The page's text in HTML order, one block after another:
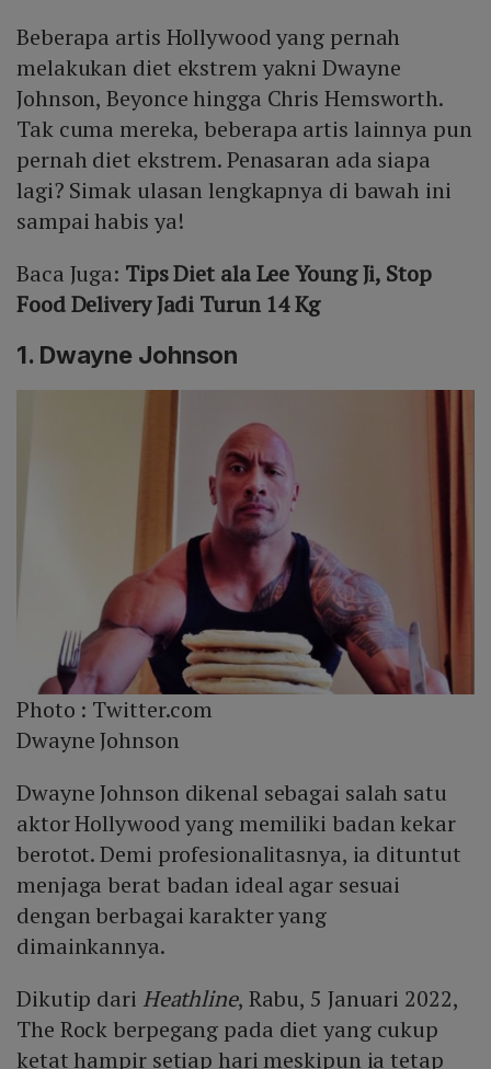
Beberapa artis Hollywood yang pernah
melakukan diet ekstrem yakni Dwayne
Johnson, Beyonce hingga Chris Hemsworth.
Tak cuma mereka, beberapa artis lainnya pun
pernah diet ekstrem. Penasaran ada siapa
lagi? Simak ulasan lengkapnya di bawah ini
sampai habis ya!
Baca Juga: Tips Diet ala Lee Young Ji, Stop
Food Delivery Jadi Turun 14 Kg
1. Dwayne Johnson
Photo : Twitter.com
Dwayne Johnson
Dwayne Johnson dikenal sebagai salah satu
aktor Hollywood yang memiliki badan kekar
berotot. Demi profesionalitasnya, ia dituntut
menjaga berat badan ideal agar sesuai
dengan berbagai karakter yang
dimainkannya.
Dikutip dari Heathline, Rabu, 5 Januari 2022,
The Rock berpegang pada diet yang cukup
ketat hampir setiap hari meskipun ia tetap